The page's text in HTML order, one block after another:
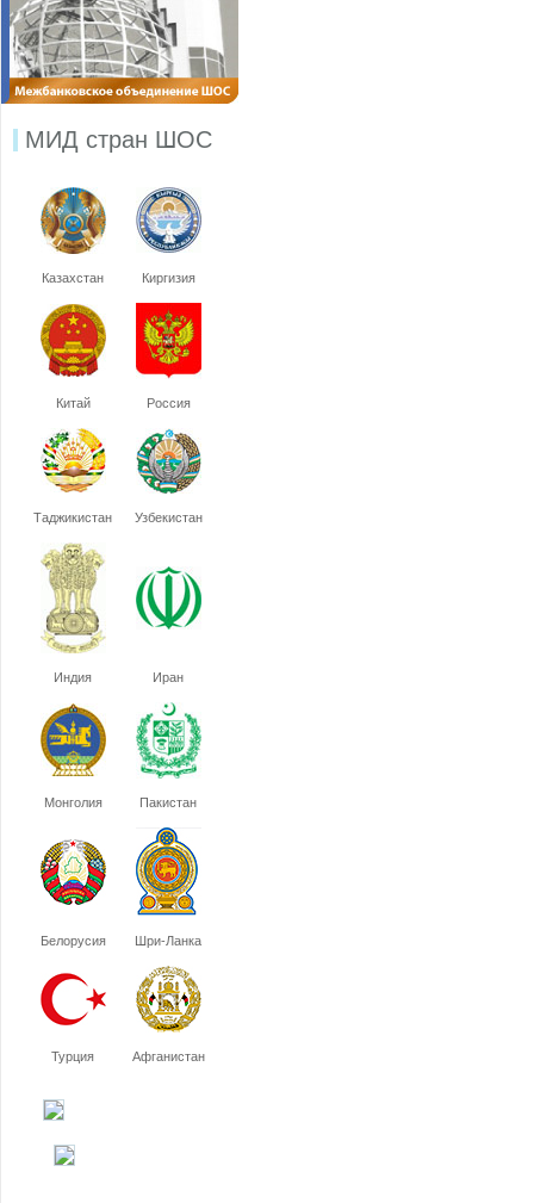
МИД стран ШОС
Казахстан Киргизия
Китай Россия
Таджикистан Узбекистан
Индия Иран
Монголия Пакистан
Белорусия Шри-Ланка
Турция Афганистан